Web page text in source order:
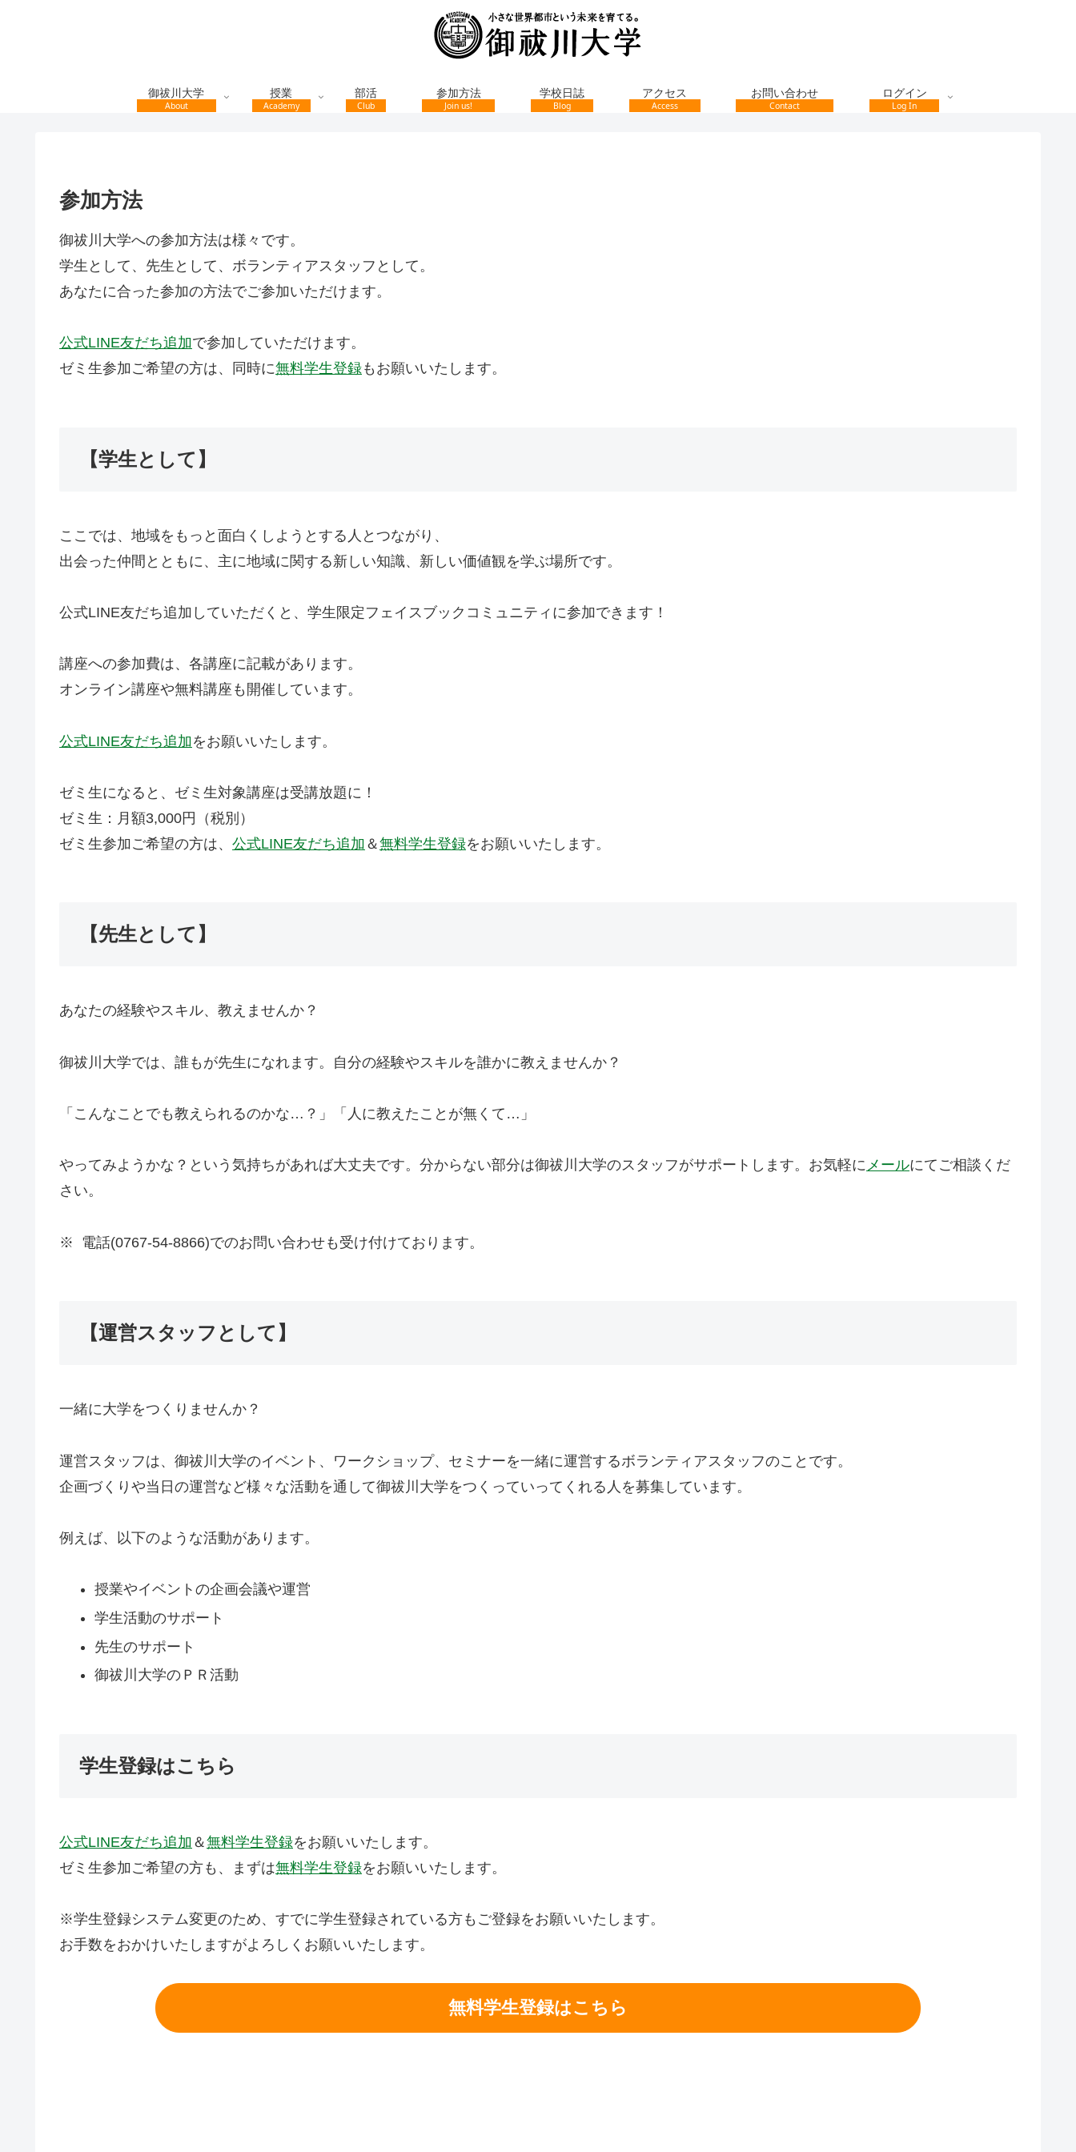
御祓川大学
About
授業
Academy
部活
Club
参加方法
Join us!
学校日誌
Blog
アクセス
Access
お問い合わせ
Contact
ログイン
Log In
参加方法
御祓川大学への参加方法は様々です。
学生として、先生として、ボランティアスタッフとして。
あなたに合った参加の方法でご参加いただけます。
公式LINE友だち追加で参加していただけます。
ゼミ生参加ご希望の方は、同時に無料学生登録もお願いいたします。
【学生として】
ここでは、地域をもっと面白くしようとする人とつながり、
出会った仲間とともに、主に地域に関する新しい知識、新しい価値観を学ぶ場所です。
公式LINE友だち追加していただくと、学生限定フェイスブックコミュニティに参加できます！
講座への参加費は、各講座に記載があります。
オンライン講座や無料講座も開催しています。
公式LINE友だち追加をお願いいたします。
ゼミ生になると、ゼミ生対象講座は受講放題に！
ゼミ生：月額3,000円（税別）
ゼミ生参加ご希望の方は、 公式LINE友だち追加 ＆無料学生登録をお願いいたします。
【先生として】
あなたの経験やスキル、教えませんか？
御祓川大学では、誰もが先生になれます。自分の経験やスキルを誰かに教えませんか？
「こんなことでも教えられるのかな…？」「人に教えたことが無くて…」
やってみようかな？という気持ちがあれば大丈夫です。分からない部分は御祓川大学のスタッフがサポートします。お気軽にメールにてご相談くだ
さい。
※ 電話(0767-54-8866)でのお問い合わせも受け付けております。
【運営スタッフとして】
一緒に大学をつくりませんか？
運営スタッフは、御祓川大学のイベント、ワークショップ、セミナーを一緒に運営するボランティアスタッフのことです。
企画づくりや当日の運営など様々な活動を通して御祓川大学をつくっていってくれる人を募集しています。
例えば、以下のような活動があります。
授業やイベントの企画会議や運営
学生活動のサポート
先生のサポート
御祓川大学のＰＲ活動
学生登録はこちら
公式LINE友だち追加 ＆無料学生登録をお願いいたします。
ゼミ生参加ご希望の方も、まずは無料学生登録をお願いいたします。
※学生登録システム変更のため、すでに学生登録されている方もご登録をお願いいたします。
お手数をおかけいたしますがよろしくお願いいたします。
無料学生登録はこちら